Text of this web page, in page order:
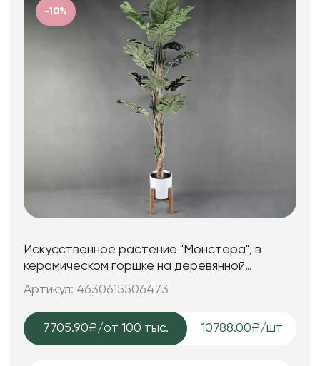
-10%
Искусственное растение "Монстера", в
керамическом горшке на деревянной
подставке, 68,5*200 см.
Артикул: 4630615506473
7705.90₽/от 100 тыс. 10788.00₽/шт